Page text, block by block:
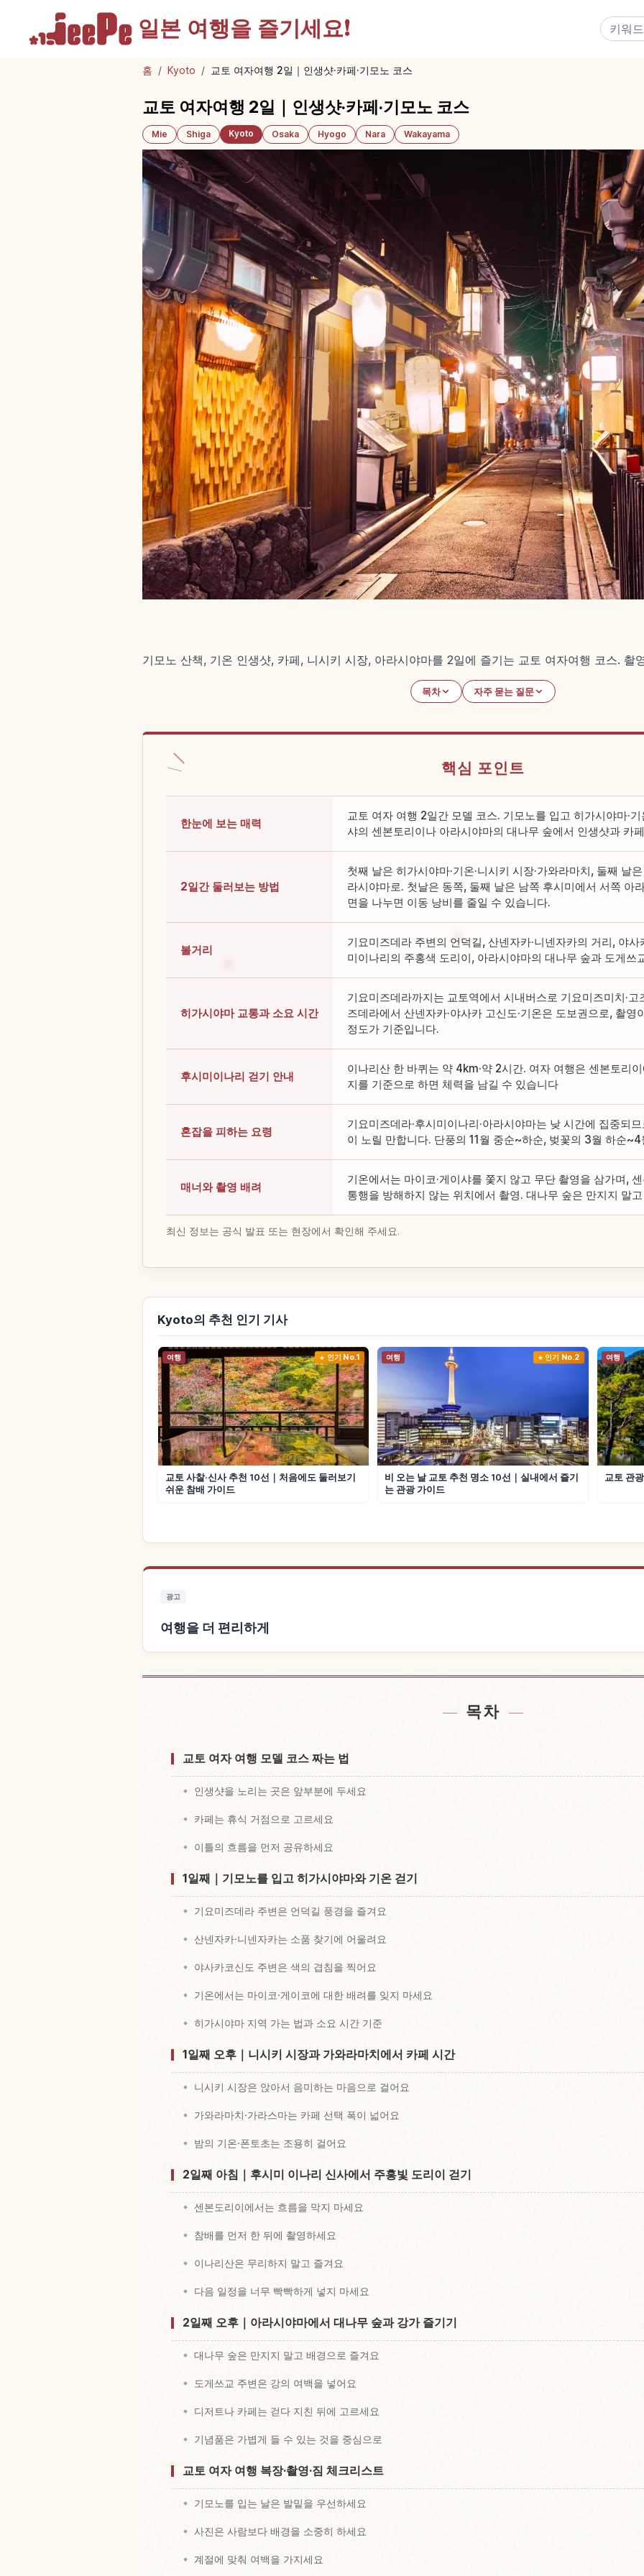
일본 여행을 즐기세요!
홈 / Kyoto / 교토 여자여행 2일｜인생샷·카페·기모노 코스
교토 여자여행 2일｜인생샷·카페·기모노 코스
Mie Shiga Kyoto Osaka Hyogo Nara Wakayama
기모노 산책, 기온 인생샷, 카페, 니시키 시장, 아라시야마를 2일에 즐기는 교토 여자여행 코스. 촬
목차 자주 묻는 질문
핵심 포인트
한눈에 보는 매력
교토 여자 여행 2일간 모델 코스. 기모노를 입고 히가시야마·
샤의 센본토리이나 아라시야마의 대나무 숲에서 인생샷과 카
2일간 둘러보는 방법
첫째 날은 히가시야마·기온·니시키 시장·가와라마치, 둘째 날
라시야마로. 첫날은 동쪽, 둘째 날은 남쪽 후시미에서 서쪽 아
면을 나누면 이동 낭비를 줄일 수 있습니다.
볼거리
기요미즈데라 주변의 언덕길, 산넨자카·니넨자카의 거리, 야
미이나리의 주홍색 도리이, 아라시야마의 대나무 숲과 도게쓰
히가시야마 교통과 소요 시간
기요미즈데라까지는 교토역에서 시내버스로 기요미즈미치·
즈데라에서 산넨자카·야사카 고신도·기온은 도보권으로, 촬
정도가 기준입니다.
후시미이나리 걷기 안내
이나리산 한 바퀴는 약 4km·약 2시간. 여자 여행은 센본토리
지를 기준으로 하면 체력을 남길 수 있습니다
혼잡을 피하는 요령
기요미즈데라·후시미이나리·아라시야마는 낮 시간에 집중되
이 노릴 만합니다. 단풍의 11월 중순~하순, 벚꽃의 3월 하순
매너와 촬영 배려
기온에서는 마이코·게이샤를 쫓지 않고 무단 촬영을 삼가며,
통행을 방해하지 않는 위치에서 촬영. 대나무 숲은 만지지 말
최신 정보는 공식 발표 또는 현장에서 확인해 주세요.
Kyoto의 추천 인기 기사
여행 인기 No.1
교토 사찰·신사 추천 10선｜처음에도 둘러보기
쉬운 참배 가이드
여행 인기 No.2
비 오는 날 교토 추천 명소 10선｜실내에서 즐기
는 관광 가이드
여행
교토 관
광고
여행을 더 편리하게
목차
교토 여자 여행 모델 코스 짜는 법
인생샷을 노리는 곳은 앞부분에 두세요
카페는 휴식 거점으로 고르세요
이틀의 흐름을 먼저 공유하세요
1일째｜기모노를 입고 히가시야마와 기온 걷기
기요미즈데라 주변은 언덕길 풍경을 즐겨요
산넨자카·니넨자카는 소품 찾기에 어울려요
야사카코신도 주변은 색의 겹침을 찍어요
기온에서는 마이코·게이코에 대한 배려를 잊지 마세요
히가시야마 지역 가는 법과 소요 시간 기준
1일째 오후｜니시키 시장과 가와라마치에서 카페 시간
니시키 시장은 앉아서 음미하는 마음으로 걸어요
가와라마치·가라스마는 카페 선택 폭이 넓어요
밤의 기온·폰토초는 조용히 걸어요
2일째 아침｜후시미 이나리 신사에서 주홍빛 도리이 걷기
센본도리이에서는 흐름을 막지 마세요
참배를 먼저 한 뒤에 촬영하세요
이나리산은 무리하지 말고 즐겨요
다음 일정을 너무 빡빡하게 넣지 마세요
2일째 오후｜아라시야마에서 대나무 숲과 강가 즐기기
대나무 숲은 만지지 말고 배경으로 즐겨요
도게쓰교 주변은 강의 여백을 넣어요
디저트나 카페는 걷다 지친 뒤에 고르세요
기념품은 가볍게 들 수 있는 것을 중심으로
교토 여자 여행 복장·촬영·짐 체크리스트
기모노를 입는 날은 발밑을 우선하세요
사진은 사람보다 배경을 소중히 하세요
계절에 맞춰 여백을 가지세요